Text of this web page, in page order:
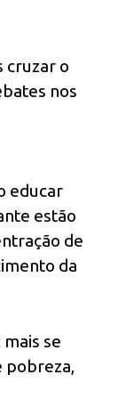
cruzar o
nos
educar
estão
de
da
se
pobreza,